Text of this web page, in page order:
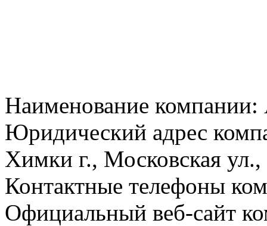
Наименование
Юридический адрес
Химки г., Московская ул.,
Контактные телефоны
Официальный веб-сайт